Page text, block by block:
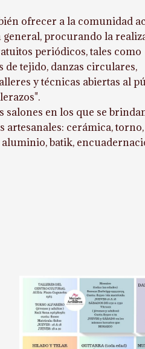
ofrecer a la comunidad
procurando la
periódicos, tales como
de tejido, danzas circulares,
y técnicas abiertas al
salones en los que se
artesanales: cerámica,
batik,